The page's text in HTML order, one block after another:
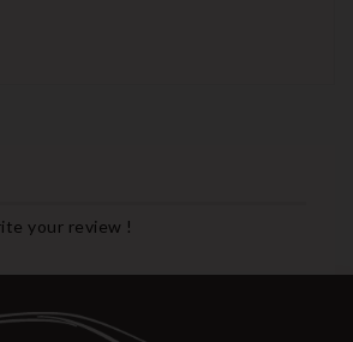
your review !